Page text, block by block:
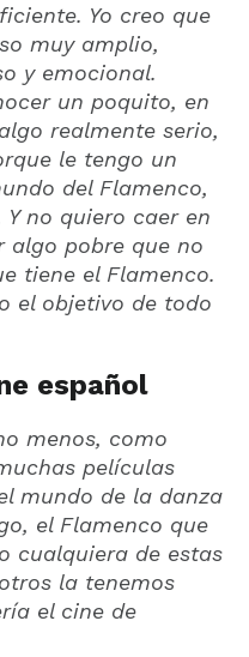
Yo creo que
muy amplio,
y emocional.
un poquito, en
realmente serio,
le tengo un
del Flamenco,
no quiero caer en
algo pobre que no
tiene el Flamenco.
el objetivo de todo
español
menos, como
películas
mundo de la danza
el Flamenco que
cualquiera de estas
la tenemos
el cine de